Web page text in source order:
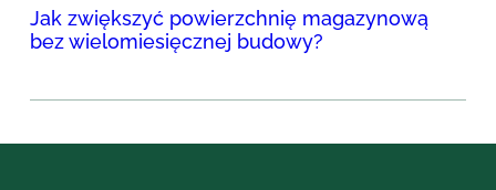
Jak zwiększyć powierzchnię magazynową
bez wielomiesięcznej budowy?